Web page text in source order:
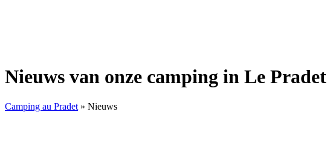
Nieuws van onze camping in Le Pradet
Camping au Pradet » Nieuws